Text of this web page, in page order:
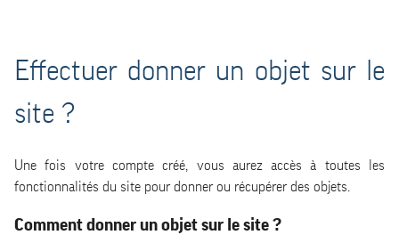
Effectuer donner un objet sur le
site ?
Une fois votre compte créé, vous aurez accès à toutes les
fonctionnalités du site pour donner ou récupérer des objets.
Comment donner un objet sur le site ?